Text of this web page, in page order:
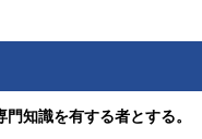
知識を有する者とする。